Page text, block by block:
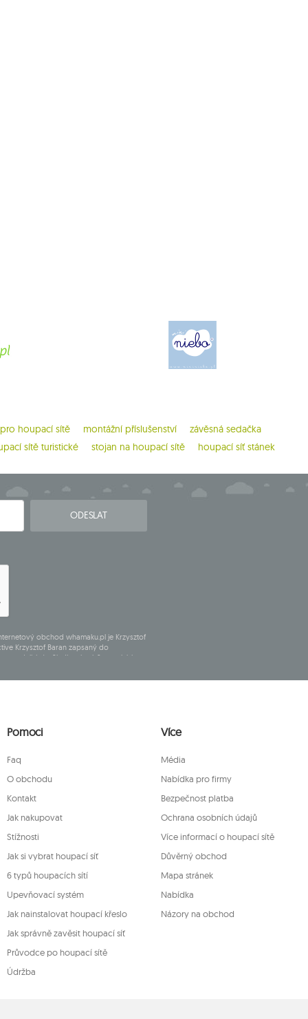
houpací sítě montážní příslušenství
závěsná sedačka
sítě turistické
stojan na houpací sítě houpací síť stánek
ODESLAT
obchod whamaku.pl je Krzysztof
Krzysztof Baran zapsaný do
podnikání v Siedlcach, ul. Starowiejska
zákonnost zpracování, které bylo
Pomoci
Faq
O obchodu
Kontakt
Jak nakupovat
Stížnosti
Jak si vybrat houpací síť
6 typů houpacích sítí
Upevňovací systém
Jak nainstalovat houpací křeslo
Jak správně zavěsit houpací síť
Průvodce po houpací sítě
Údržba
Více
Média
Nabídka pro firmy
Bezpečnost platba
Ochrana osobních údajů
Více informací o houpací sítě
Důvěrný obchod
Mapa stránek
Nabídka
Názory na obchod